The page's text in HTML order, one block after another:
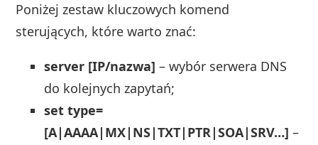
Poniżej zestaw kluczowych komend
sterujących, które warto znać:
server [IP/nazwa] – wybór serwera DNS
do kolejnych zapytań;
set type=
[A|AAAA|MX|NS|TXT|PTR|SOA|SRV…] –